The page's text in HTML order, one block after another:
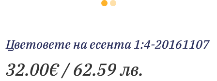
Цветовете на есента 1:4-20161107
32.00€/ 62.59 лв.